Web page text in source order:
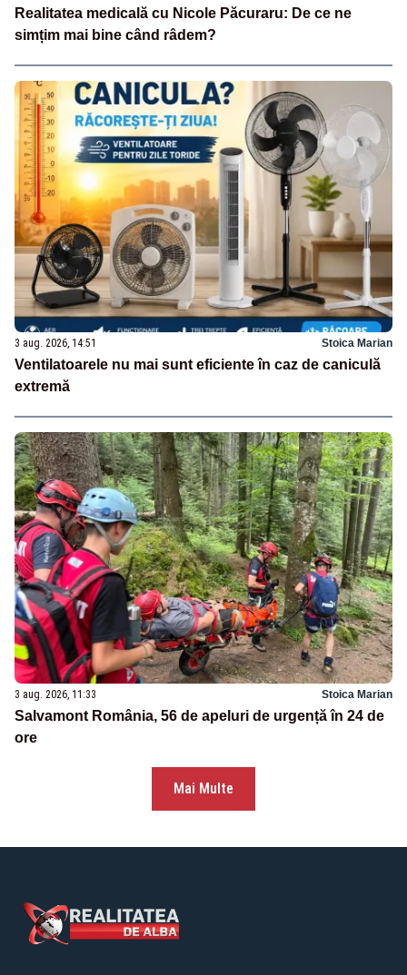
Realitatea medicală cu Nicole Păcuraru: De ce ne
simțim mai bine când râdem?
3 aug. 2026, 14:51 Stoica Marian
Ventilatoarele nu mai sunt eficiente în caz de caniculă
extremă
3 aug. 2026, 11:33 Stoica Marian
Salvamont România, 56 de apeluri de urgență în 24 de
ore
Mai Multe